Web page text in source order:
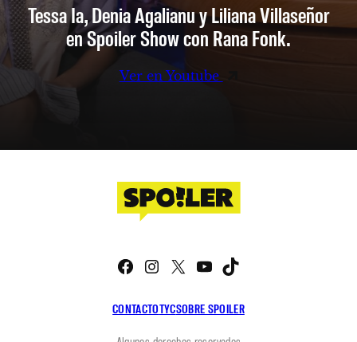
Tessa Ia, Denia Agalianu y Liliana Villaseñor
en Spoiler Show con Rana Fonk.
Ver en Youtube
CONTACTOTYCSOBRE SPOILER
Facebook
Instagram
X YouTube